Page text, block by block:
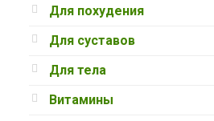
Для похудения
Для суставов
Для тела
Витамины